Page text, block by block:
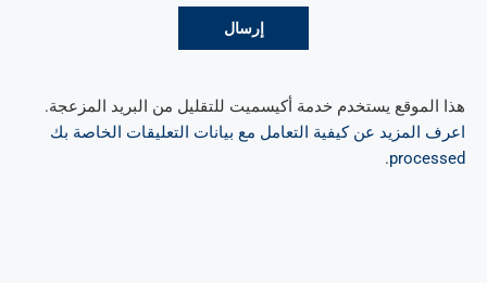
هذا الموقع يستخدم خدمة أكيسميت للتقليل من البريد المزعجة.
اعرف المزيد عن كيفية التعامل مع بيانات التعليقات الخاصة بك
processed
.